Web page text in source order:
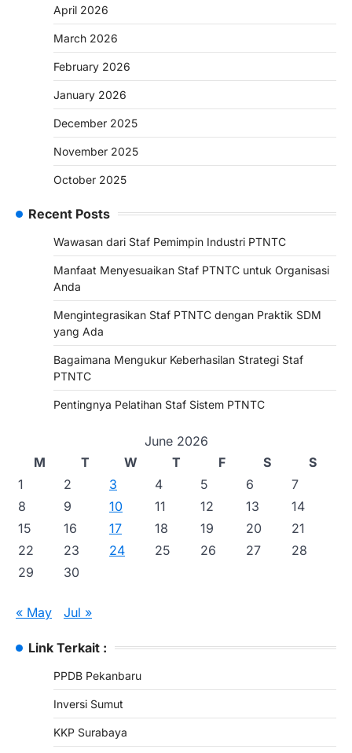
April 2026
March 2026
February 2026
January 2026
December 2025
November 2025
October 2025
Recent Posts
Wawasan dari Staf Pemimpin Industri PTNTC
Manfaat Menyesuaikan Staf PTNTC untuk Organisasi
Anda
Mengintegrasikan Staf PTNTC dengan Praktik SDM
yang Ada
Bagaimana Mengukur Keberhasilan Strategi Staf
PTNTC
Pentingnya Pelatihan Staf Sistem PTNTC
June 2026
M
T W T F S
S
1
2 3 4 5 6
7
8
9 10 11 12 13
14
15
16 17 18 19 20
21
22
23 24 25 26 27
28
29
30
« May Jul »
Link Terkait :
PPDB Pekanbaru
Inversi Sumut
KKP Surabaya